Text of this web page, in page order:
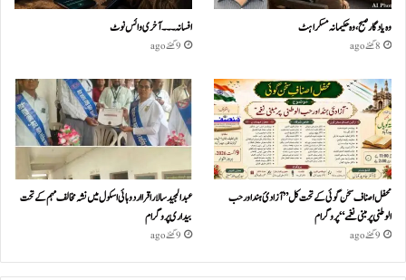
وہ یادگار صبح، وہ حکیمانہ مسکراہٹ
8 گھنٹے ago
افسانہ۔۔۔آخری وائس نوٹ
9 گھنٹے ago
محفل اصناف سخن گوئی کے تحت کل ”آزادئ ہند اور حب
الوطنی پر مبنی نغمے“پروگرام
9 گھنٹے ago
عبدالمجید سالار اقرا اردو ہائی اسکول میں نشہ مخالف مہم کے تحت
بیداری پروگرام
9 گھنٹے ago